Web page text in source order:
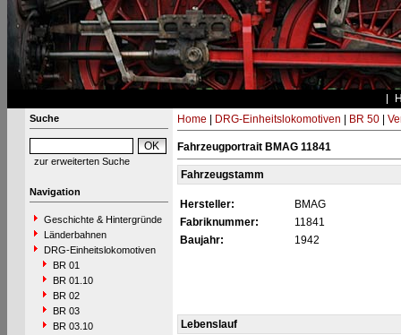
Suche
zur erweiterten Suche
Navigation
Geschichte & Hintergründe
Länderbahnen
DRG-Einheitslokomotiven
BR 01
BR 01.10
BR 02
BR 03
BR 03.10
Home DRG-Einheitslokomotiven BR 50|
Fahrzeugportrait BMAG 11841
Fahrzeugstamm
Hersteller:
BMAG
Fabriknummer:
11841
Baujahr:
1942
Lebenslauf